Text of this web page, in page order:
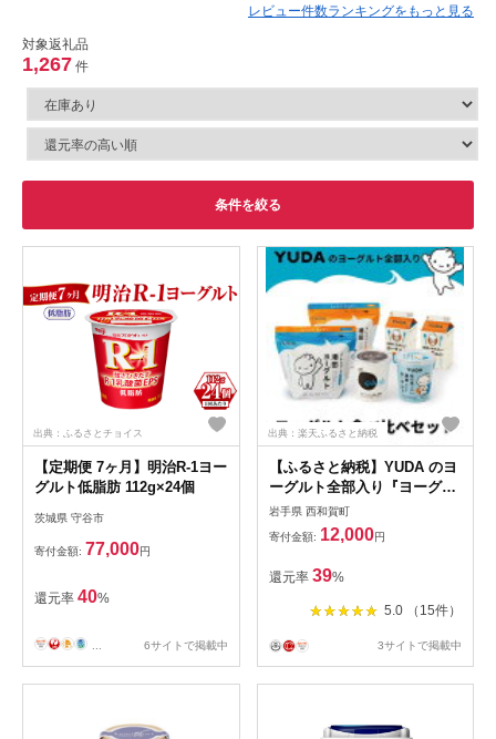
レビュー件数ランキングをもっと見る
対象返礼品
1,267 件
条件を絞る
出典：ふるさとチョイス
【定期便 7ヶ月】明治R-1ヨー
グルト低脂肪 112g×24個
茨城県 守谷市
寄付金額: 77,000円
還元率 40%
6サイトで掲載中
出典：楽天ふるさと納税
【ふるさと納税】YUDA のヨ
ーグルト全部入り『ヨーグル
ト食べ比べセット』 レビュ
ーキャンペーン スプーンもら
える 岩手県 西和賀町 にしわ
が 湯田牛乳 ユダヨーグルト
詰め合わせ 乳酸菌 抽選 もら
ってうれしい
岩手県 西和賀町
寄付金額: 12,000円
還元率 39%
5.0 （15件）
3サイトで掲載中